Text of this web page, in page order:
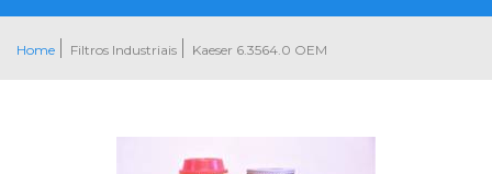
Home Filtros Industriais Kaeser 6.3564.0 OEM